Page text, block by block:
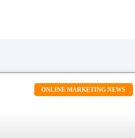
ONLINE MARKETING NEWS